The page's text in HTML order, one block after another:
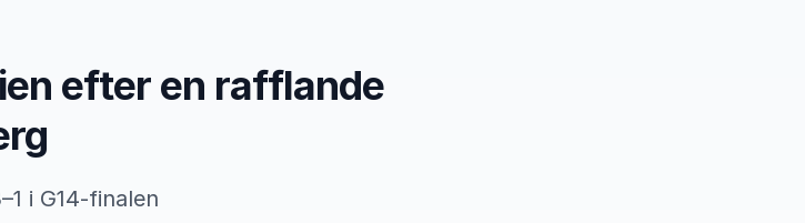
efter en rafflande
i G14-finalen